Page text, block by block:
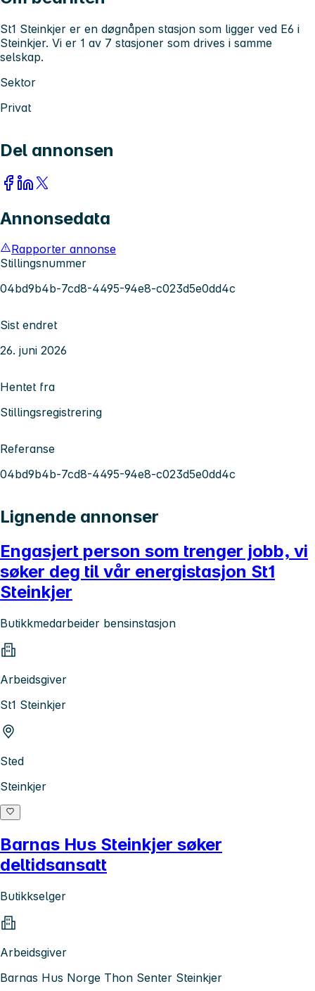
St1 Steinkjer er en døgnåpen stasjon som ligger ved E6 i
Steinkjer. Vi er 1 av 7 stasjoner som drives i samme
selskap.
Sektor
Privat
Del annonsen
Annonsedata
Rapporter annonse
Stillingsnummer
04bd9b4b-7cd8-4495-94e8-c023d5e0dd4c
Sist endret
26. juni 2026
Hentet fra
Stillingsregistrering
Referanse
04bd9b4b-7cd8-4495-94e8-c023d5e0dd4c
Lignende annonser
Engasjert person som trenger jobb, vi
søker deg til vår energistasjon St1
Steinkjer
Butikkmedarbeider bensinstasjon
Arbeidsgiver
St1 Steinkjer
Sted
Steinkjer
Barnas Hus Steinkjer søker
deltidsansatt
Butikkselger
Arbeidsgiver
Barnas Hus Norge Thon Senter Steinkjer